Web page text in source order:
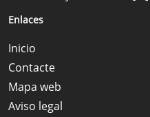
Enlaces
Inicio
Contacte
Mapa web
Aviso legal